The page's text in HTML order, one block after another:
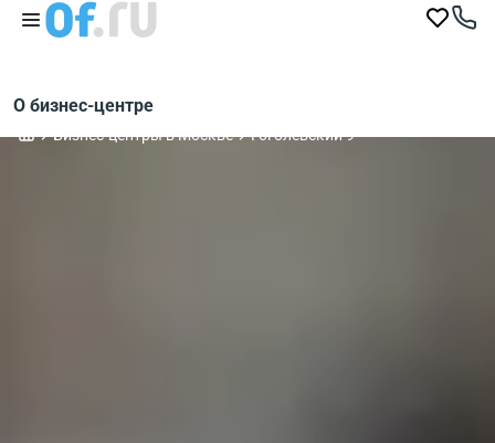
О бизнес-центре
Бизнес-центры в Москве Гоголевский 9